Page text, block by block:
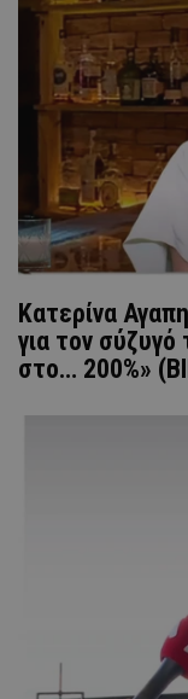
Κατερίνα
για τον
στο… 200%»